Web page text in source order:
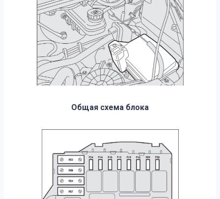
Общая схема блока